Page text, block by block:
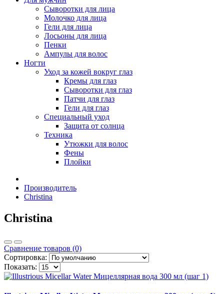
Сыворотки для лица
Молочко для лица
Гели для лица
Лосьоны для лица
Пенки
Ампулы для волос
Ногти
Уход за кожей вокруг глаз
Кремы для глаз
Сыворотки для глаз
Патчи для глаз
Гели для глаз
Специальный уход
Защита от солнца
Техника
Утюжки для волос
Фены
Плойки
Производитель
Christina
Christina
Сравнение товаров (0)
Сортировка:
Показать: